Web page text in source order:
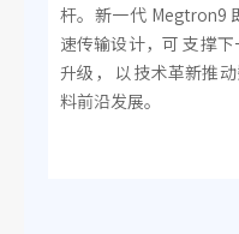
杆。新一代 Megtron9
速传输设计，可 支撑
升级， 以技术革新推
料前沿发展。